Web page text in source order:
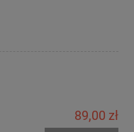
89,00 zł